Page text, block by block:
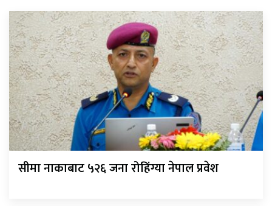
सीमा नाकाबाट ५२६ जना रोहिंग्या नेपाल प्रवेश